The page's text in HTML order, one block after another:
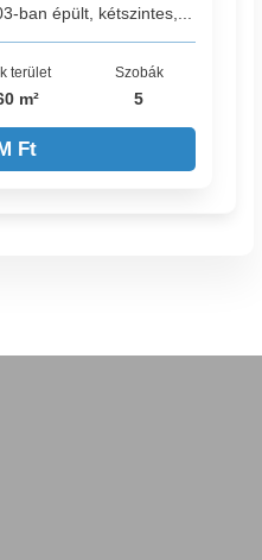
ban épült, kétszintes,...
terület
m²
Szobák
5
Ft